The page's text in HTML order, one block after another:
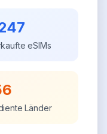
eSIMs
Länder